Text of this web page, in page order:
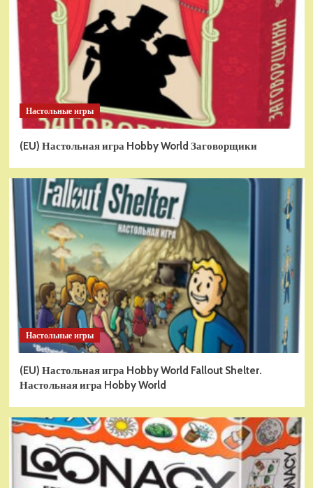
Настольные игры
(EU) Настольная игра Hobby World Заговорщики
Настольные игры
(EU) Настольная игра Hobby World Fallout Shelter.
Настольная игра Hobby World